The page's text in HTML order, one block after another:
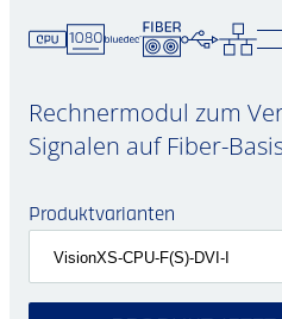
Rechnermodul zum
Signalen auf Fiber-
Produktvarianten